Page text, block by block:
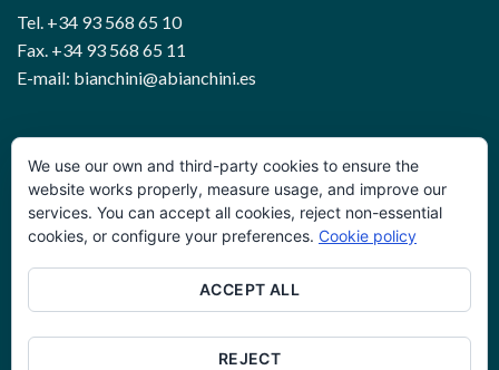
Tel. +34 93 568 65 10
Fax. +34 93 568 65 11
E-mail: bianchini@abianchini.es
WIRE AND GEOTECHNICAL SOLUTIONS
Política de privacidad
Términos y condiciones
Política de cookies
We use our own and third-party cookies to ensure the
website works properly, measure usage, and improve our
services. You can accept all cookies, reject non-essential
cookies, or configure your preferences. Cookie policy
ACCEPT ALL
REJECT